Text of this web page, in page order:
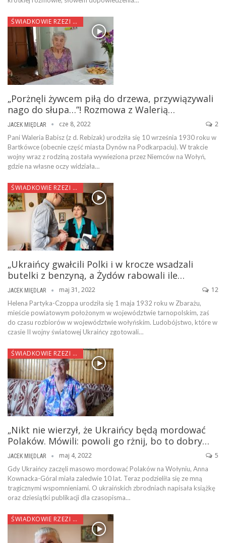
ŚWIADKOWIE RZEZI WOŁYŃSKIEJ
„Porżnęli żywcem piłą do drzewa, przywiązywali
nago do słupa…”! Rozmowa z Walerią…
JACEK MIĘDLAR cze 8, 2022 2
Pani Waleria Babisz (z d. Rebizak) urodziła się 10 września 1930 roku w
Bartkówce (obecnie część miasta Dynów na Podkarpaciu). W trakcie
wojny wraz z rodziną została wywieziona przez Niemców na Wołyń,
gdzie na własne oczy widziała…
ŚWIADKOWIE RZEZI WOŁYŃSKIEJ
„Ukraińcy gwałcili Polki i w krocze wsadzali
butelki z benzyną, a Żydów rabowali ile…
JACEK MIĘDLAR maj 31, 2022 12
Helena Partyka-Czoppa urodziła się 1 maja 1932 roku w Zbarażu,
mieście powiatowym położonym w województwie tarnopolskim, zaś
do czasu rozbiorów w województwie wołyńskim. Ludobójstwo, które w
czasie II wojny światowej Ukraińcy zgotowali…
ŚWIADKOWIE RZEZI WOŁYŃSKIEJ
„Nikt nie wierzył, że Ukraińcy będą mordować
Polaków. Mówili: powoli go rżnij, bo to dobry…
JACEK MIĘDLAR maj 4, 2022 5
Gdy Ukraińcy zaczęli masowo mordować Polaków na Wołyniu, Anna
Kownacka-Góral miała zaledwie 10 lat. Teraz podzieliła się ze mną
tragicznymi wspomnieniami. O ukraińskich zbrodniach napisała książkę
oraz dziesiątki publikacji dla czasopisma…
ŚWIADKOWIE RZEZI WOŁYŃSKIEJ